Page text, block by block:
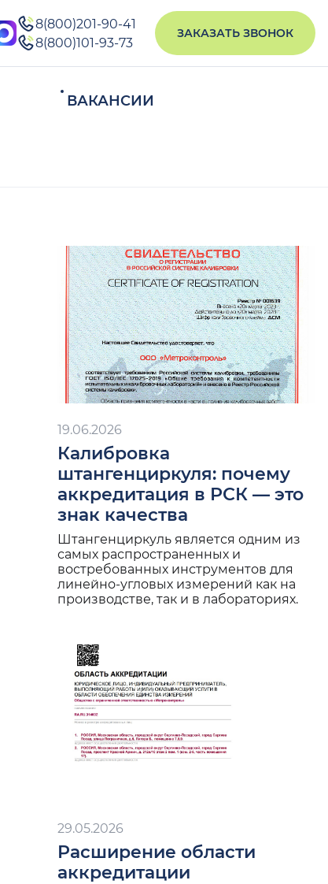
8(800)201-90-41
8(800)101-93-73
ЗАКАЗАТЬ ЗВОНОК
ВАКАНСИИ
19.06.2026
Калибровка
штангенциркуля: почему
аккредитация в РСК — это
знак качества
Штангенциркуль является одним из
самых распространенных и
востребованных инструментов для
линейно-угловых измерений как на
производстве, так и в лабораториях.
29.05.2026
Расширение области
аккредитации